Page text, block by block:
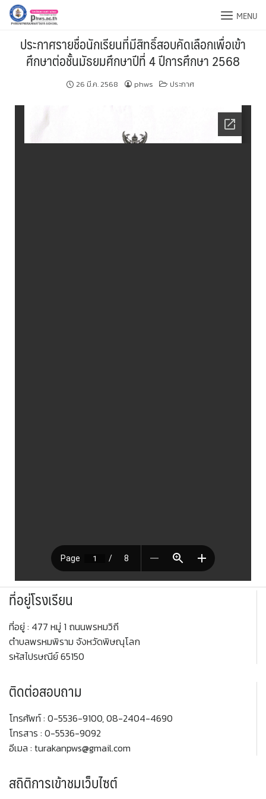
MENU
ประกาศรายชื่อนักเรียนที่มีสิทธิ์สอบคัดเลือกเพื่อเข้า
ศึกษาต่อชั้นมัธยมศึกษาปีที่ 4 ปีการศึกษา 2568
26 มี.ค. 2568 phws ประกาศ
ที่อยู่โรงเรียน
ที่อยู่ : 477 หมู่ 1 ถนนพรหมวิถี
ตำบลพรหมพิราม จังหวัดพิษณุโลก
รหัสไปรษณีย์ 65150
ติดต่อสอบถาม
โทรศัพท์ : 0-5536-9100, 08-2404-4690
โทรสาร : 0-5536-9092
อีเมล : turakanpws@gmail.com
สถิติการเข้าชมเว็บไซต์